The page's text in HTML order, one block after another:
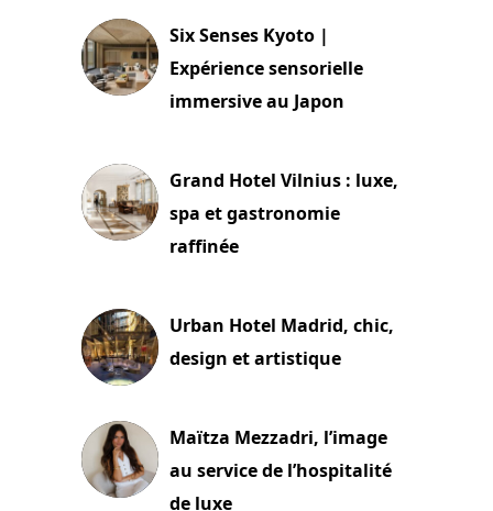
Six Senses Kyoto |
Expérience sensorielle
immersive au Japon
Grand Hotel Vilnius : luxe,
spa et gastronomie
raffinée
Urban Hotel Madrid, chic,
design et artistique
Maïtza Mezzadri, l’image
au service de l’hospitalité
de luxe